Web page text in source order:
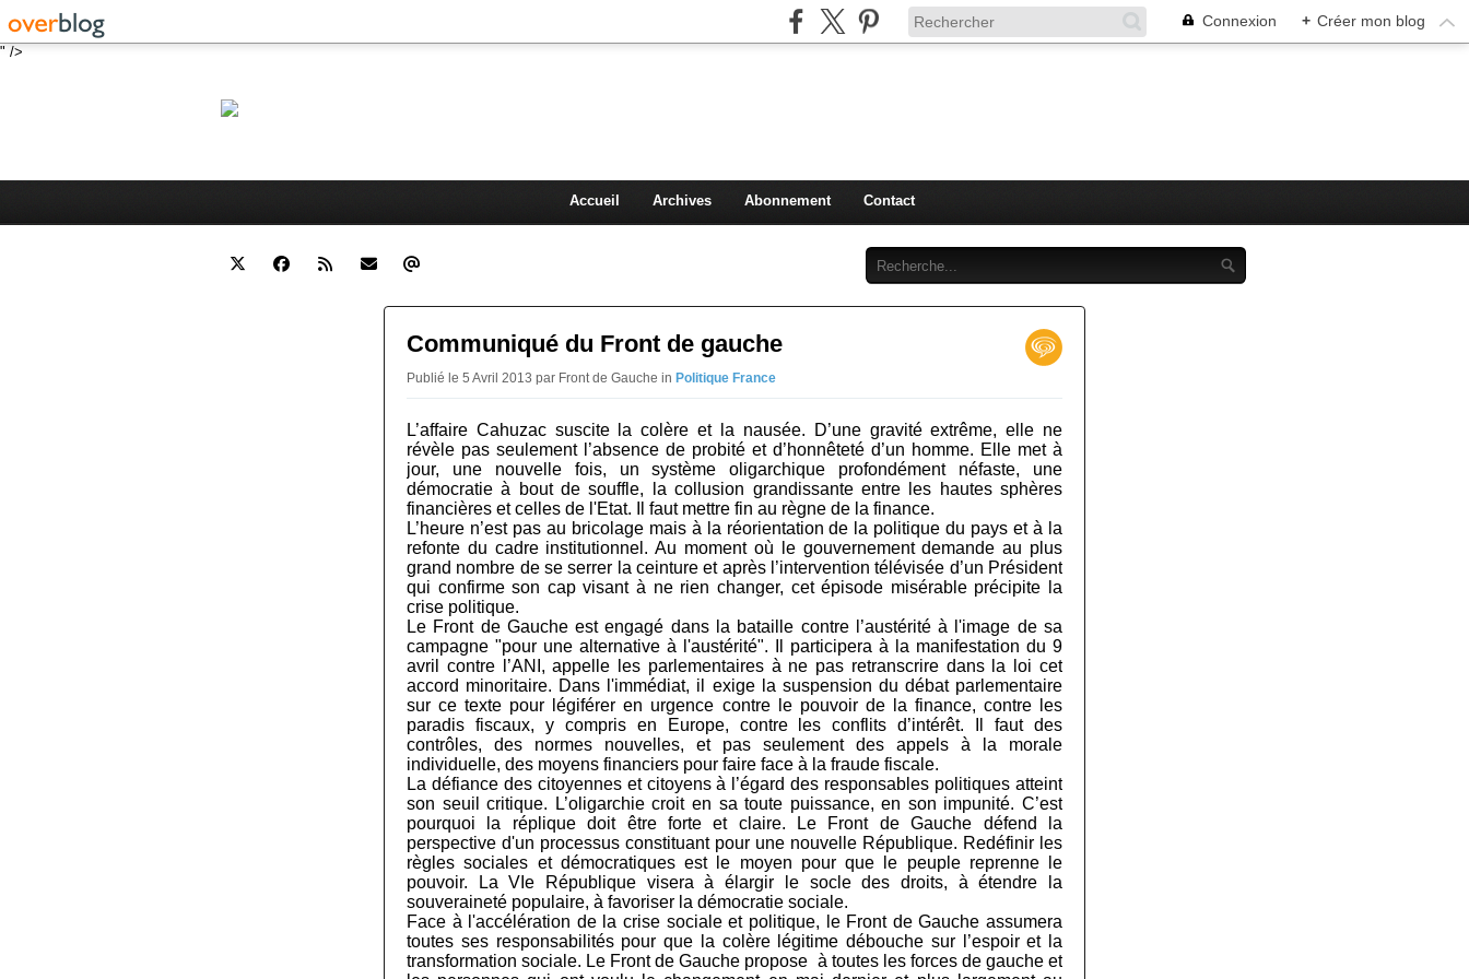
" />
Connexion + Créer mon blog
Accueil Archives Abonnement Contact
Communiqué du Front de gauche
Publié le 5 Avril 2013 par Front de Gauche in Politique France
L’affaire Cahuzac suscite la colère et la nausée. D’une gravité extrême, elle ne
révèle pas seulement l’absence de probité et d’honnêteté d’un homme. Elle met à
jour, une nouvelle fois, un système oligarchique profondément néfaste, une
démocratie à bout de souffle, la collusion grandissante entre les hautes sphères
financières et celles de l'Etat. Il faut mettre fin au règne de la finance.
L’heure n’est pas au bricolage mais à la réorientation de la politique du pays et à la
refonte du cadre institutionnel. Au moment où le gouvernement demande au plus
grand nombre de se serrer la ceinture et après l’intervention télévisée d’un Président
qui confirme son cap visant à ne rien changer, cet épisode misérable précipite la
crise politique.
Le Front de Gauche est engagé dans la bataille contre l’austérité à l'image de sa
campagne "pour une alternative à l'austérité". Il participera à la manifestation du 9
avril contre l’ANI, appelle les parlementaires à ne pas retranscrire dans la loi cet
accord minoritaire. Dans l'immédiat, il exige la suspension du débat parlementaire
sur ce texte pour légiférer en urgence contre le pouvoir de la finance, contre les
paradis fiscaux, y compris en Europe, contre les conflits d’intérêt. Il faut des
contrôles, des normes nouvelles, et pas seulement des appels à la morale
individuelle, des moyens financiers pour faire face à la fraude fiscale.
La défiance des citoyennes et citoyens à l’égard des responsables politiques atteint
son seuil critique. L’oligarchie croit en sa toute puissance, en son impunité. C’est
pourquoi la réplique doit être forte et claire. Le Front de Gauche défend la
perspective d'un processus constituant pour une nouvelle République. Redéfinir les
règles sociales et démocratiques est le moyen pour que le peuple reprenne le
pouvoir. La VIe République visera à élargir le socle des droits, à étendre la
souveraineté populaire, à favoriser la démocratie sociale.
Face à l'accélération de la crise sociale et politique, le Front de Gauche assumera
toutes ses responsabilités pour que la colère légitime débouche sur l’espoir et la
transformation sociale. Le Front de Gauche propose à toutes les forces de gauche et